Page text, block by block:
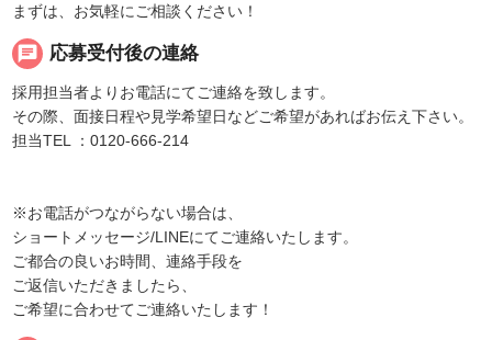
まずは、お気軽にご相談ください！
chat 応募受付後の連絡
採用担当者よりお電話にてご連絡を致します。
その際、面接日程や見学希望日などご希望があればお伝え下さい。
担当TEL ：0120-666-214
※お電話がつながらない場合は、
ショートメッセージ/LINEにてご連絡いたします。
ご都合の良いお時間、連絡手段を
ご返信いただきましたら、
ご希望に合わせてご連絡いたします！